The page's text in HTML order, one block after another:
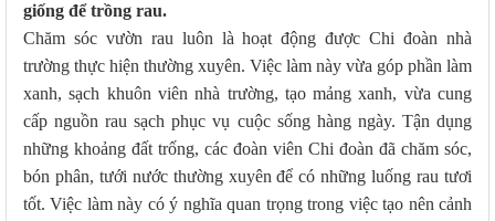
giống để trồng rau.
Chăm sóc vườn rau luôn là hoạt động được Chi đoàn nhà
trường thực hiện thường xuyên. Việc làm này vừa góp phần làm
xanh, sạch khuôn viên nhà trường, tạo mảng xanh, vừa cung
cấp nguồn rau sạch phục vụ cuộc sống hàng ngày. Tận dụng
những khoảng đất trống, các đoàn viên Chi đoàn đã chăm sóc,
bón phân, tưới nước thường xuyên để có những luống rau tươi
tốt. Việc làm này có ý nghĩa quan trọng trong việc tạo nên cảnh